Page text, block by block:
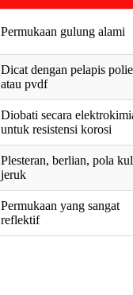
Permukaan gulung alami
Dicat dengan pelapis
atau pvdf
Diobati secara
untuk resistensi korosi
Plesteran, berlian, pola
jeruk
Permukaan yang sangat
reflektif